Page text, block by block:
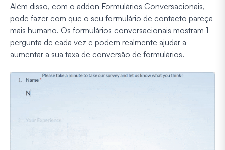
Além disso, com o addon Formulários Conversacionais,
pode fazer com que o seu formulário de contacto pareça
mais humano. Os formulários conversacionais mostram 1
pergunta de cada vez e podem realmente ajudar a
aumentar a sua taxa de conversão de formulários.